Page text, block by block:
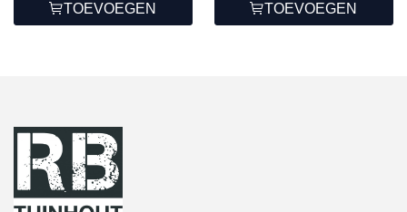
TOEVOEGEN TOEVOEGEN